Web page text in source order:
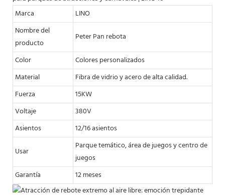
Marca
LINO
Nombre del
producto
Peter Pan rebota
Color
Colores personalizados
Material
Fibra de vidrio y acero de alta calidad.
Fuerza
15KW
Voltaje
380V
Asientos
12/16 asientos
Usar
Parque temático, área de juegos y centro de
juegos
Garantía
12 meses